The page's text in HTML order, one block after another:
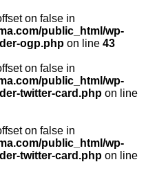
on false in
public_html/wp-
ogp.php on line 43
on false in
public_html/wp-
twitter-card.php on line
on false in
public_html/wp-
twitter-card.php on line